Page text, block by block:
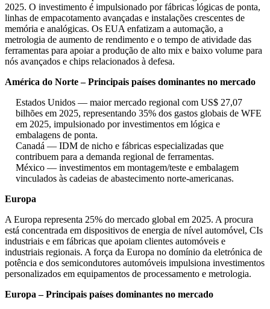
2025. O investimento é impulsionado por fábricas lógicas de ponta,
linhas de empacotamento avançadas e instalações crescentes de
memória e analógicas. Os EUA enfatizam a automação, a
metrologia de aumento de rendimento e o tempo de atividade das
ferramentas para apoiar a produção de alto mix e baixo volume para
nós avançados e chips relacionados à defesa.
América do Norte – Principais países dominantes no mercado
Estados Unidos — maior mercado regional com US$ 27,07
bilhões em 2025, representando 35% dos gastos globais de WFE
em 2025, impulsionado por investimentos em lógica e
embalagens de ponta.
Canadá — IDM de nicho e fábricas especializadas que
contribuem para a demanda regional de ferramentas.
México — investimentos em montagem/teste e embalagem
vinculados às cadeias de abastecimento norte-americanas.
Europa
A Europa representa 25% do mercado global em 2025. A procura
está concentrada em dispositivos de energia de nível automóvel, CIs
industriais e em fábricas que apoiam clientes automóveis e
industriais regionais. A força da Europa no domínio da eletrónica de
potência e dos semicondutores automóveis impulsiona investimentos
personalizados em equipamentos de processamento e metrologia.
Europa – Principais países dominantes no mercado